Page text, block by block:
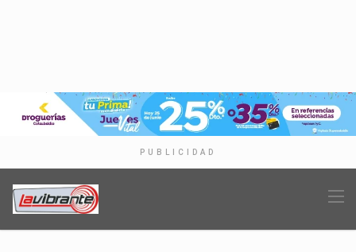
PUBLICIDAD